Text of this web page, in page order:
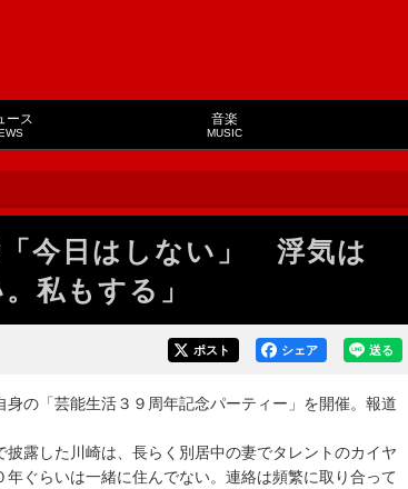
ース 音楽
MUSIC
今日はしない」 浮気は
私もする」
送る
シェア
ポスト
の「芸能生活３９周年記念パーティー」を開催。報道
露した川崎は、長らく別居中の妻でタレントのカイヤ
ぐらいは一緒に住んでない。連絡は頻繁に取り合って